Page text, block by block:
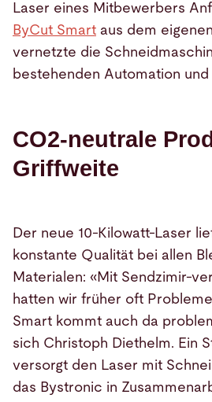
Laser eines Mitbewerbers
ByCut Smart aus dem
vernetzte die
bestehenden Automation und
CO2-neutrale
Griffweite
Der neue 10-Kilowatt-Laser
konstante Qualität bei allen
Materialen: «Mit Sendzimir-
hatten wir früher oft
Smart kommt auch da
sich Christoph Diethelm. Ein
versorgt den Laser mit
das Bystronic in